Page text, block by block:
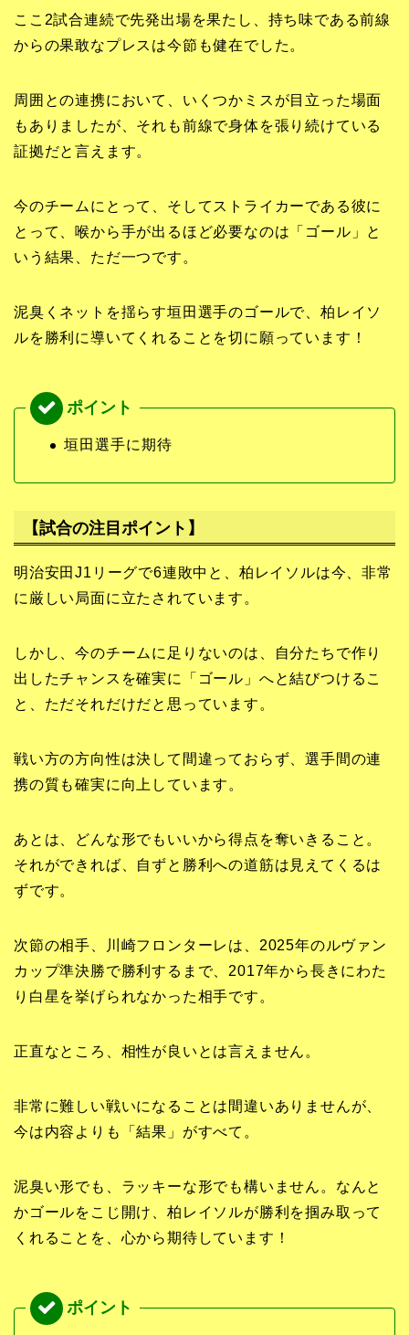
ここ2試合連続で先発出場を果たし、持ち味である前線
からの果敢なプレスは今節も健在でした。
周囲との連携において、いくつかミスが目立った場面
もありましたが、それも前線で身体を張り続けている
証拠だと言えます。
今のチームにとって、そしてストライカーである彼に
とって、喉から手が出るほど必要なのは「ゴール」と
いう結果、ただ一つです。
泥臭くネットを揺らす垣田選手のゴールで、柏レイソ
ルを勝利に導いてくれることを切に願っています！
垣田選手に期待
【試合の注目ポイント】
明治安田J1リーグで6連敗中と、柏レイソルは今、非常
に厳しい局面に立たされています。
しかし、今のチームに足りないのは、自分たちで作り
出したチャンスを確実に「ゴール」へと結びつけるこ
と、ただそれだけだと思っています。
戦い方の方向性は決して間違っておらず、選手間の連
携の質も確実に向上しています。
あとは、どんな形でもいいから得点を奪いきること。
それができれば、自ずと勝利への道筋は見えてくるは
ずです。
次節の相手、川崎フロンターレは、2025年のルヴァン
カップ準決勝で勝利するまで、2017年から長きにわた
り白星を挙げられなかった相手です。
正直なところ、相性が良いとは言えません。
非常に難しい戦いになることは間違いありませんが、
今は内容よりも「結果」がすべて。
泥臭い形でも、ラッキーな形でも構いません。なんと
かゴールをこじ開け、柏レイソルが勝利を掴み取って
くれることを、心から期待しています！